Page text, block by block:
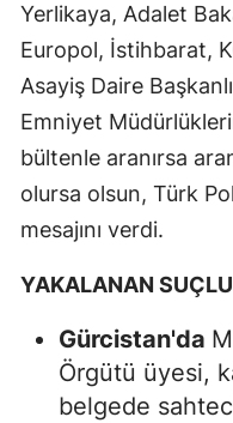
Yerlikaya, Adalet
Europol, İstihbarat,
Asayiş Daire
Emniyet
bültenle aranırsa
olursa olsun, Türk
mesajını verdi.
YAKALANAN
Gürcistan'da
Örgütü üyesi,
belgede